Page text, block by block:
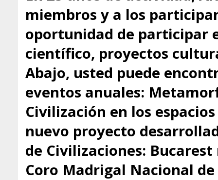
miembros y a los
oportunidad de participar
científico, proyectos
Abajo, usted puede
eventos anuales:
Civilización en los
nuevo proyecto
de Civilizaciones:
Coro Madrigal Nacional